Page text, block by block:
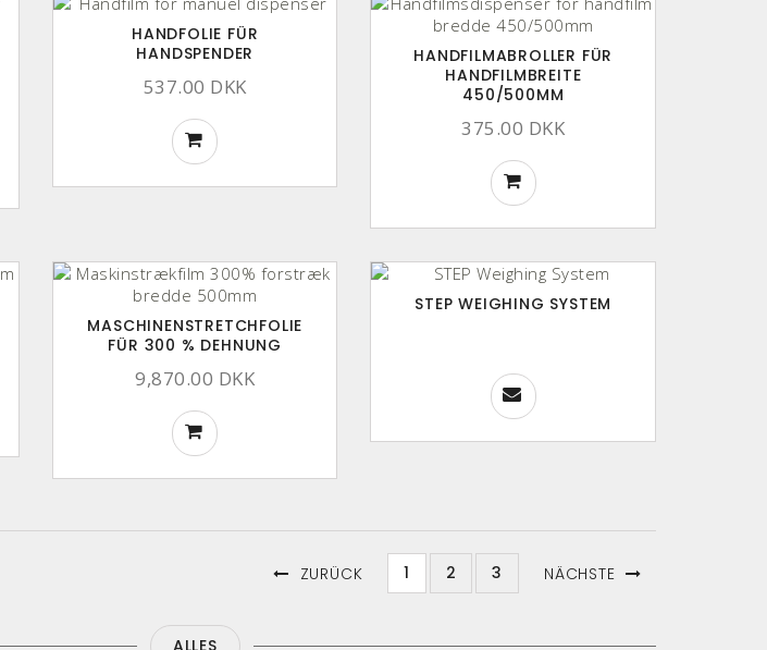
HANDFOLIE FÜR
HANDSPENDER
537.00 DKK
HANDFILMABROLLER FÜR
HANDFILMBREITE
450/500MM
375.00 DKK
MASCHINENSTRETCHFOLIE
FÜR 300 % DEHNUNG
9,870.00 DKK
STEP WEIGHING SYSTEM
ZURÜCK 1 2 3 NÄCHSTE
ALLES